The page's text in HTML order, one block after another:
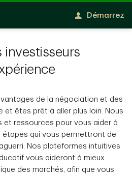
Démarrez
investisseurs
de la négociation et des
et êtes prêt à aller plus loin. Nous
et ressources pour vous aider à
étapes qui vous permettront de
Nos plateformes intuitives
vous aideront à mieux
des marchés, afin que vous